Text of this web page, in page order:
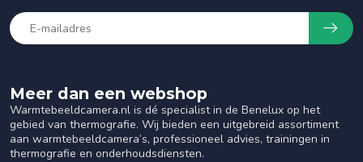
Meer dan een webshop
Warmtebeeldcamera.nl is dé specialist in de Benelux op het
gebied van thermografie. Wij bieden een uitgebreid assortiment
aan warmtebeeldcamera’s, professioneel advies, trainingen in
thermografie en onderhoudsdiensten.